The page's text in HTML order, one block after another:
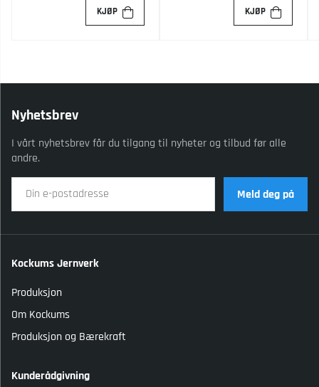
KJØP KJØP
Nyhetsbrev
I vårt nyhetsbrev får du tilgang til nyheter og tilbud før alle
andre.
Meld deg på
Kockums Jernverk
Produksjon
Om Kockums
Produksjon og Bærekraft
Kunderådgivning